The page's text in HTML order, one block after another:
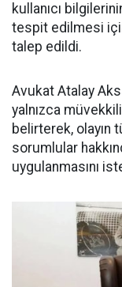
kullanıcı
tespit edilmesi
talep edildi.
Avukat Atalay
yalnızca
belirterek, olayın
sorumlular
uygulanmasını